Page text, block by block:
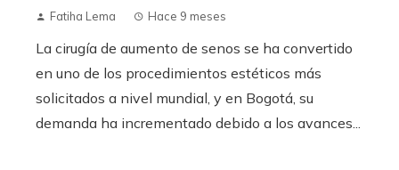
Fatiha Lema Hace 9 meses
La cirugía de aumento de senos se ha convertido
en uno de los procedimientos estéticos más
solicitados a nivel mundial, y en Bogotá, su
demanda ha incrementado debido a los avances...